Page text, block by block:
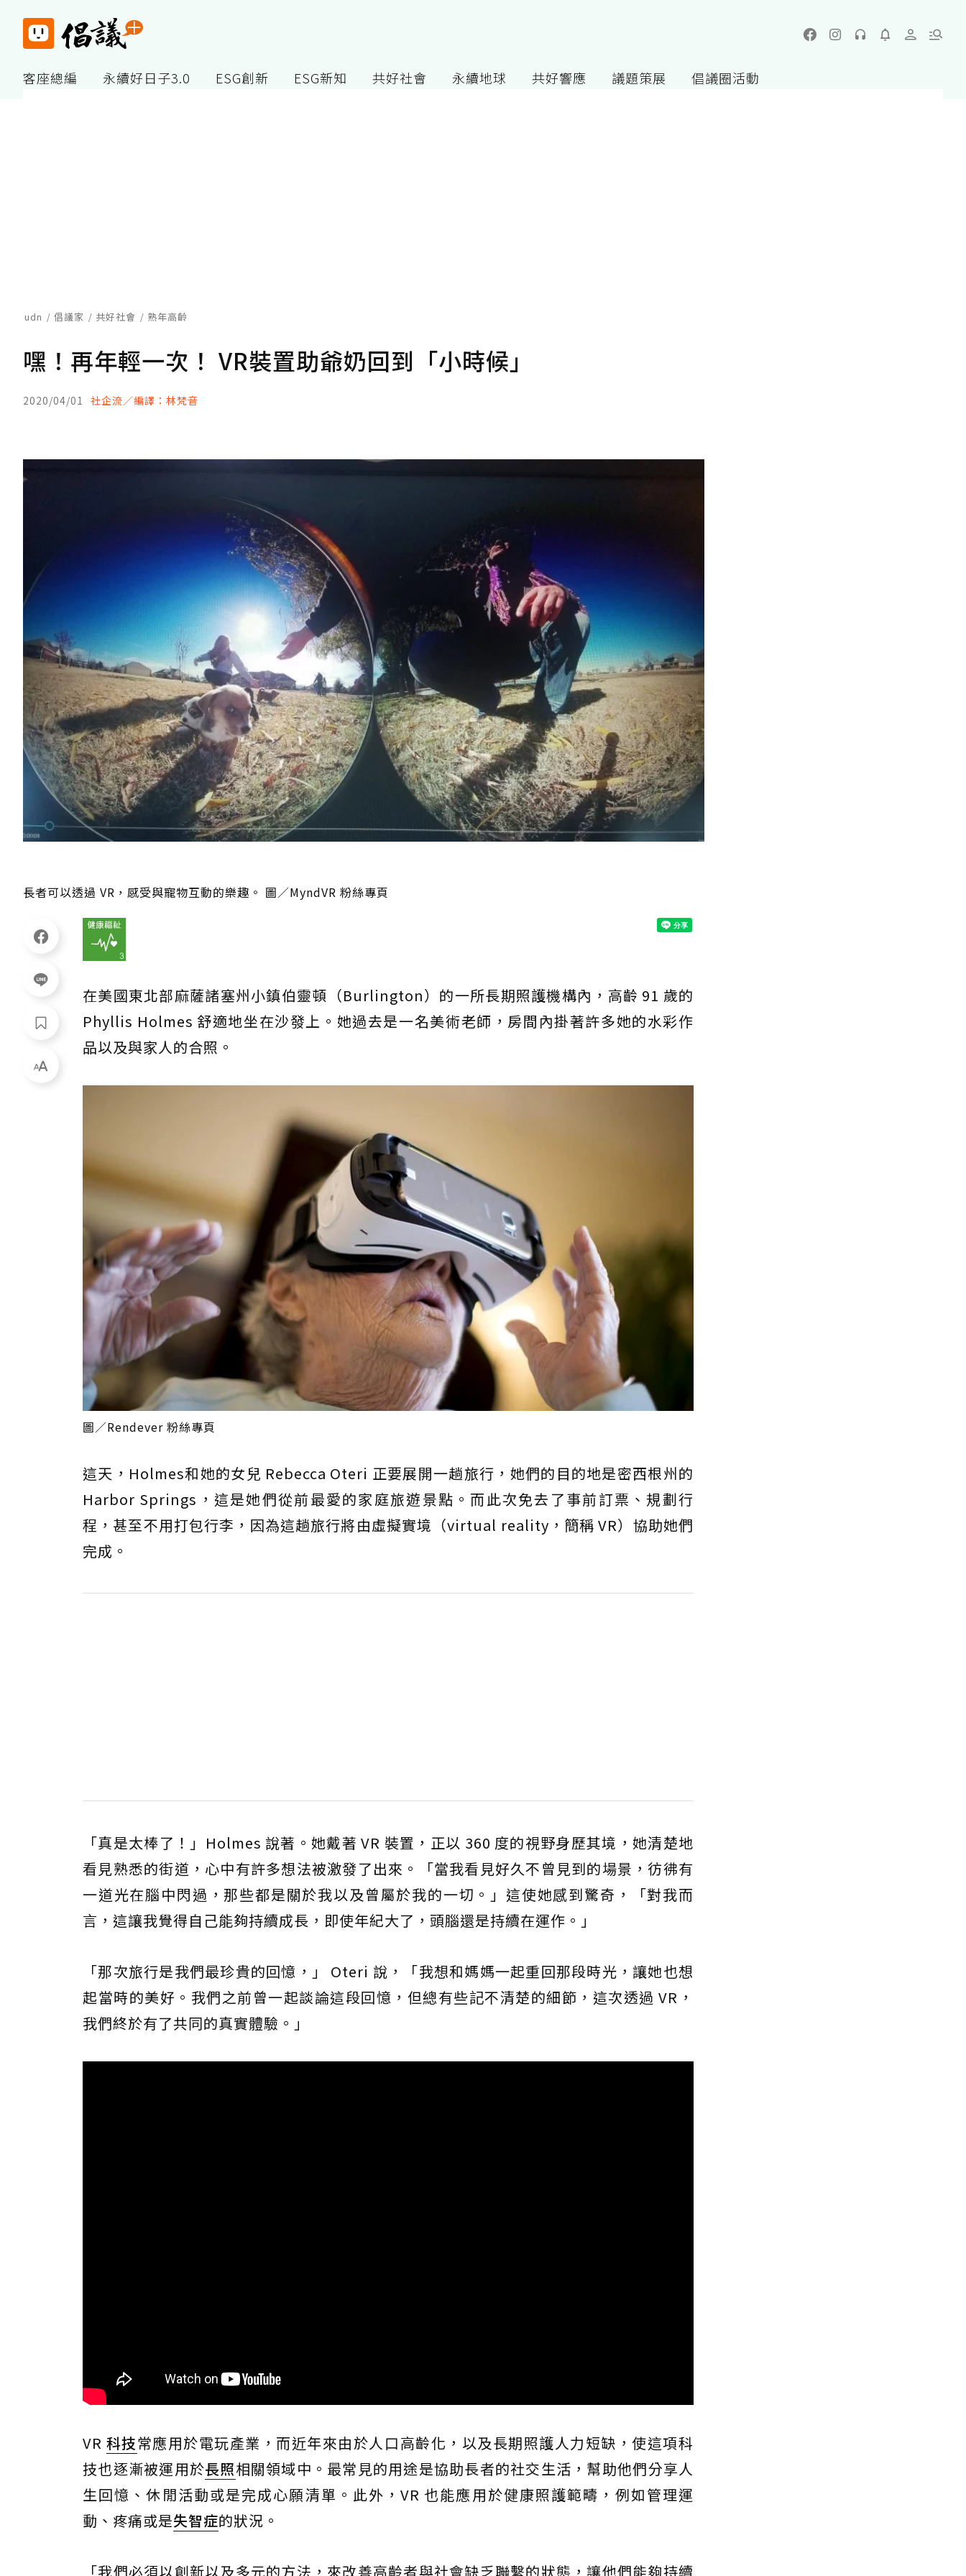
客座總編 永續好日子3.0 ESG創新 ESG新知 共好社會 永續地球 共好響應 議題策展 倡議圈活動
udn 倡議家 共好社會 熟年高齡
嘿！再年輕一次！ VR裝置助爺奶回到「小時候」
2020/04/01 社企流／編譯：林梵音
長者可以透過 VR，感受與寵物互動的樂趣。 圖／MyndVR 粉絲專頁
在美國東北部麻薩諸塞州小鎮伯靈頓（Burlington）的一所長期照護機構內，高齡 91 歲的
Phyllis Holmes 舒適地坐在沙發上。她過去是一名美術老師，房間內掛著許多她的水彩作
品以及與家人的合照。
圖／Rendever 粉絲專頁
這天，Holmes和她的女兒 Rebecca Oteri 正要展開一趟旅行，她們的目的地是密西根州的
Harbor Springs，這是她們從前最愛的家庭旅遊景點。而此次免去了事前訂票、規劃行
程，甚至不用打包行李，因為這趟旅行將由虛擬實境（virtual reality，簡稱 VR）協助她們
完成。
「真是太棒了！」Holmes 說著。她戴著 VR 裝置，正以 360 度的視野身歷其境，她清楚地
看見熟悉的街道，心中有許多想法被激發了出來。「當我看見好久不曾見到的場景，彷彿有
一道光在腦中閃過，那些都是關於我以及曾屬於我的一切。」這使她感到驚奇，「對我而
言，這讓我覺得自己能夠持續成長，即使年紀大了，頭腦還是持續在運作。」
「那次旅行是我們最珍貴的回憶，」 Oteri 說，「我想和媽媽一起重回那段時光，讓她也想
起當時的美好。我們之前曾一起談論這段回憶，但總有些記不清楚的細節，這次透過 VR，
我們終於有了共同的真實體驗。」
VR 科技常應用於電玩產業，而近年來由於人口高齡化，以及長期照護人力短缺，使這項科
技也逐漸被運用於長照相關領域中。最常見的用途是協助長者的社交生活，幫助他們分享人
生回憶、休閒活動或是完成心願清單。此外，VR 也能應用於健康照護範疇，例如管理運
動、疼痛或是失智症的狀況。
「我們必須以創新以及多元的方法，來改善高齡者與社會缺乏聯繫的狀態，讓他們能夠持續